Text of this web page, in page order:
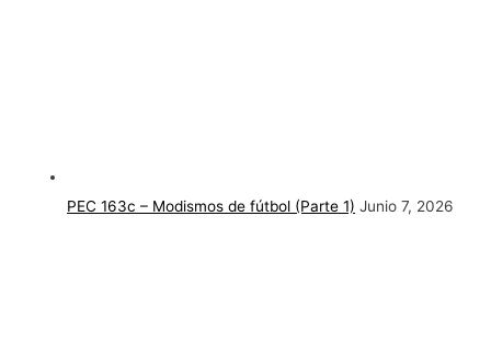
PEC 163c – Modismos de fútbol (Parte 1) Junio 7, 2026